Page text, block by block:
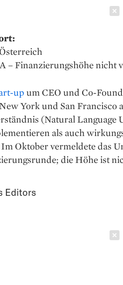
– Finanzierungshöhe nicht
up um CEO und Co-
York und San
(Natural Language
als auch
Oktober vermeldete das
die Höhe ist
Editors